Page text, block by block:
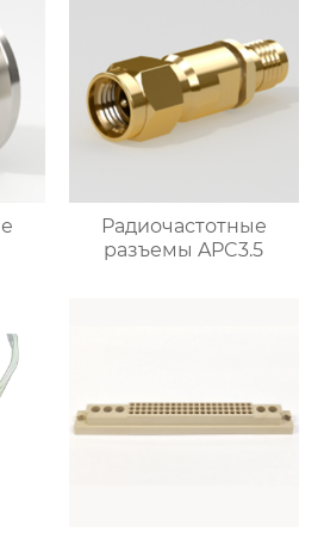
Радиочастотные
разъемы APC3.5